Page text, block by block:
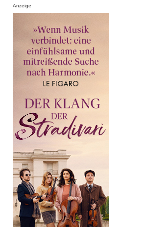
Anzeige